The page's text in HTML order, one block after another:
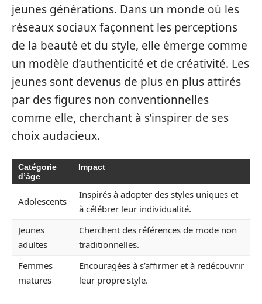
jeunes générations. Dans un monde où les
réseaux sociaux façonnent les perceptions
de la beauté et du style, elle émerge comme
un modèle d’authenticité et de créativité. Les
jeunes sont devenus de plus en plus attirés
par des figures non conventionnelles
comme elle, cherchant à s’inspirer de ses
choix audacieux.
Catégorie
d’âge
Impact
Adolescents
Inspirés à adopter des styles uniques et
à célébrer leur individualité.
Jeunes
adultes
Cherchent des références de mode non
traditionnelles.
Femmes
matures
Encouragées à s’affirmer et à redécouvrir
leur propre style.